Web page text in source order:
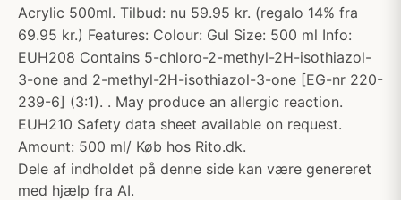
Acrylic 500ml. Tilbud: nu 59.95 kr. (regalo 14% fra
69.95 kr.) Features: Colour: Gul Size: 500 ml Info:
EUH208 Contains 5-chloro-2-methyl-2H-isothiazol-
3-one and 2-methyl-2H-isothiazol-3-one [EG-nr 220-
239-6] (3:1). . May produce an allergic reaction.
EUH210 Safety data sheet available on request.
Amount: 500 ml/ Køb hos Rito.dk.
Dele af indholdet på denne side kan være genereret
med hjælp fra AI.